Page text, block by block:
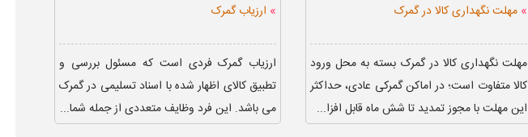
» مهلت نگهداری کالا در گمرک
مهلت نگهداری کالا در گمرک بسته به محل ورود
کالا متفاوت است؛ در اماکن گمرکی عادی، حداکثر
این مهلت با مجوز تمدید تا شش ماه قابل افزا...
» ارزیاب گمرک
ارزیاب گمرک فردی است که مسئول بررسی و
تطبیق کالای اظهار شده با اسناد تسلیمی در گمرک
می باشد. این فرد وظایف متعددی از جمله شما...